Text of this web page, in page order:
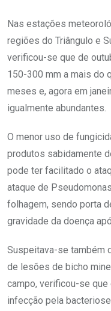
Nas estações
regiões do Triângulo e
verificou-se que de
150-300 mm a mais do
meses e, agora em
igualmente abundantes.
O menor uso de
produtos sabidamente
pode ter facilitado o
ataque de
folhagem, sendo porta
gravidade da doença
Suspeitava-se também
de lesões de bicho
campo, verificou-se
infecção pela